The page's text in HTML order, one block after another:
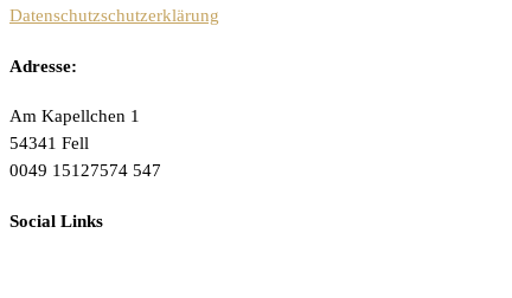
Datenschutzschutzerklärung
Adresse:
Am Kapellchen 1
54341 Fell
0049 15127574 547
Social Links